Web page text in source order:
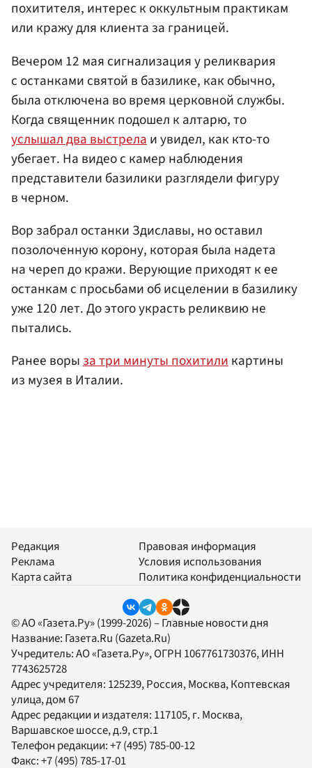
похитителя, интерес к оккультным практикам
или кражу для клиента за границей.
Вечером 12 мая сигнализация у реликвария
с останками святой в базилике, как обычно,
была отключена во время церковной службы.
Когда священник подошел к алтарю, то
услышал два выстрела и увидел, как кто-то
убегает. На видео с камер наблюдения
представители базилики разглядели фигуру
в черном.
Вор забрал останки Здиславы, но оставил
позолоченную корону, которая была надета
на череп до кражи. Верующие приходят к ее
останкам с просьбами об исцелении в базилику
уже 120 лет. До этого украсть реликвию не
пытались.
Ранее ворыза три минуты похитиликартины
из музея в Италии.
Редакция
Реклама
Карта сайта
Правовая информация
Условия использования
Политика конфиденциальности
© АО «Газета.Ру» (1999-2026) – Главные новости дня
Название: Газета.Ru (Gazeta.Ru)
Учредитель:АО «Газета.Ру», ОГРН 1067761730376, ИНН
7743625728
Адрес учредителя: 125239, Россия, Москва, Коптевская
улица, дом 67
Адрес редакции и издателя: 117105, г. Москва,
Варшавское шоссе, д.9, стр.1
Телефон редакции:+7 (495) 785-00-12
Факс:+7 (495) 785-17-01